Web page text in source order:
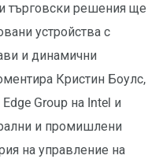
търговски решения ще
устройства с
и динамични
Кристин Боулс,
Group на Intel и
и промишлени
на управление на